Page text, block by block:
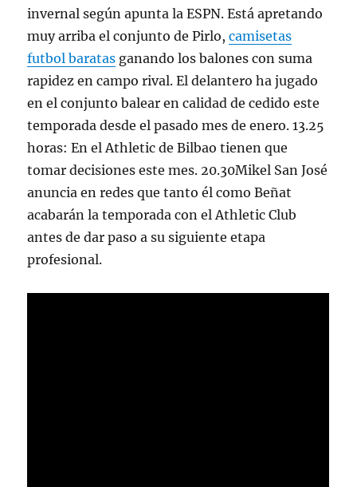
invernal según apunta la ESPN. Está apretando
muy arriba el conjunto de Pirlo,camisetas
futbol baratas ganando los balones con suma
rapidez en campo rival. El delantero ha jugado
en el conjunto balear en calidad de cedido este
temporada desde el pasado mes de enero. 13.25
horas: En el Athletic de Bilbao tienen que
tomar decisiones este mes. 20.30Mikel San José
anuncia en redes que tanto él como Beñat
acabarán la temporada con el Athletic Club
antes de dar paso a su siguiente etapa
profesional.